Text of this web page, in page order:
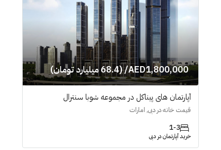
AED1,800,000/ (68.4 میلیارد تومان)
آپارتمان های پیناکل در مجموعه شوبا سنترال
قیمت خانه در دبی, امارات
1-3
خرید آپارتمان در دبی